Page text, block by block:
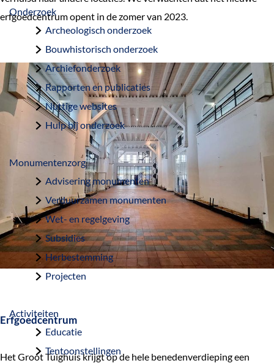
e
Onderzoek
Archeologisch onderzoek
Bouwhistorisch onderzoek
Archiefonderzoek
Rapporten en publicaties
Nuttige websites
Hulp bij onderzoek
Monumentenzorg
Advisering monumenten
Verduurzamen monumenten
Wet- en regelgeving
Subsidies
Herbestemming
Projecten
Activiteiten
Educatie
Tentoonstellingen
erfgoedcentrum opent in de zomer van 2023.
Erfgoedcentrum
Het Groot Tuighuis krijgt op de hele benedenverdieping een